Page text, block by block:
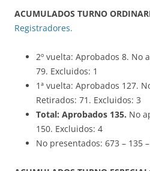
ACUMULADOS TURNO
Registradores.
2º vuelta: Aprobados 8. No
79. Excluidos: 1
1ª vuelta: Aprobados 127.
Retirados: 71. Excluidos: 3
Total: Aprobados 135. No
150. Excluidos: 4
No presentados: 673 – 135